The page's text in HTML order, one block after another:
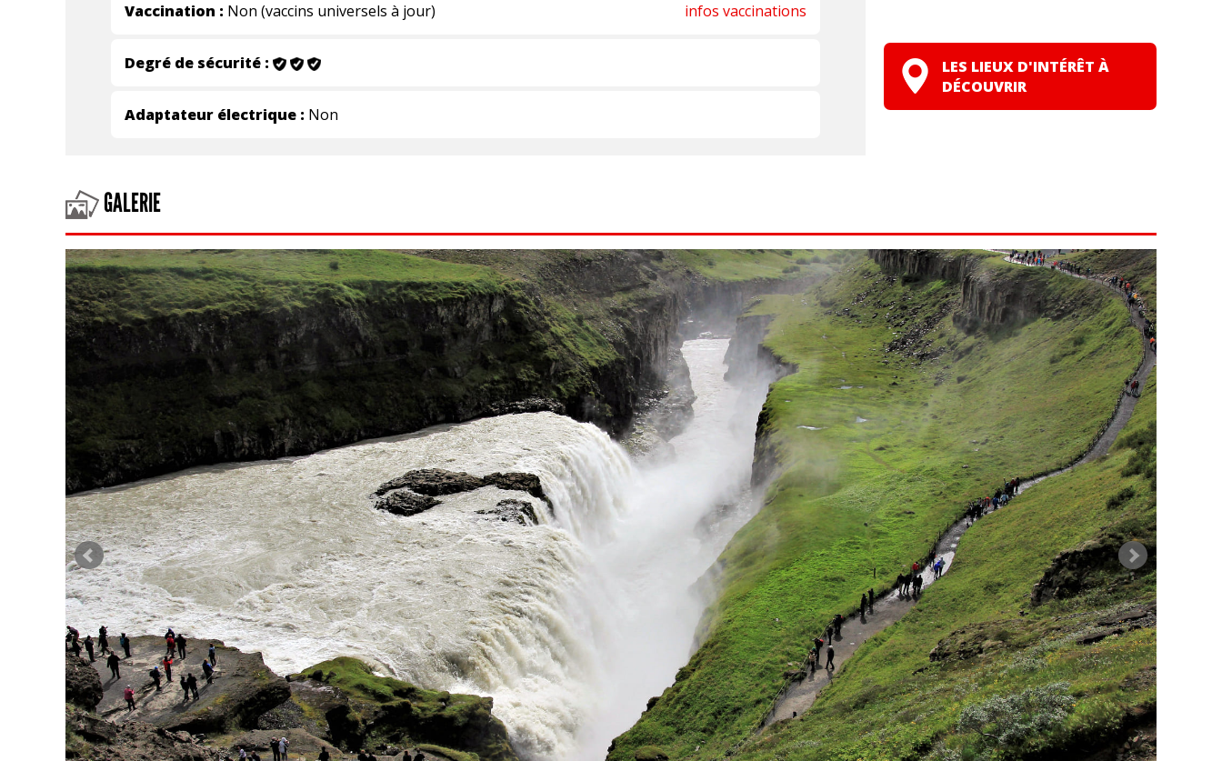
Vaccination : Non (vaccins universels à jour) infos vaccinations
Degré de sécurité :
Adaptateur électrique : Non
LES LIEUX D'INTÉRÊT À
DÉCOUVRIR
GALERIE